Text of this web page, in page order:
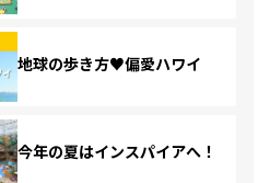
地球の歩き方♥偏愛ハワイ
今年の夏はインスパイアへ！